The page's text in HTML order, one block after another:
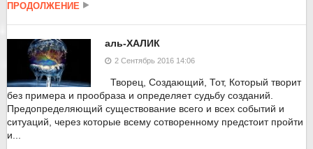
ПРОДОЛЖЕНИЕ
аль-ХАЛИК
2 Сентябрь 2016 14:06
Творец, Создающий, Тот, Который творит
без примера и прообраза и определяет судьбу созданий.
Предопределяющий существование всего и всех событий и
ситуаций, через которые всему сотворенному предстоит пройти
и...